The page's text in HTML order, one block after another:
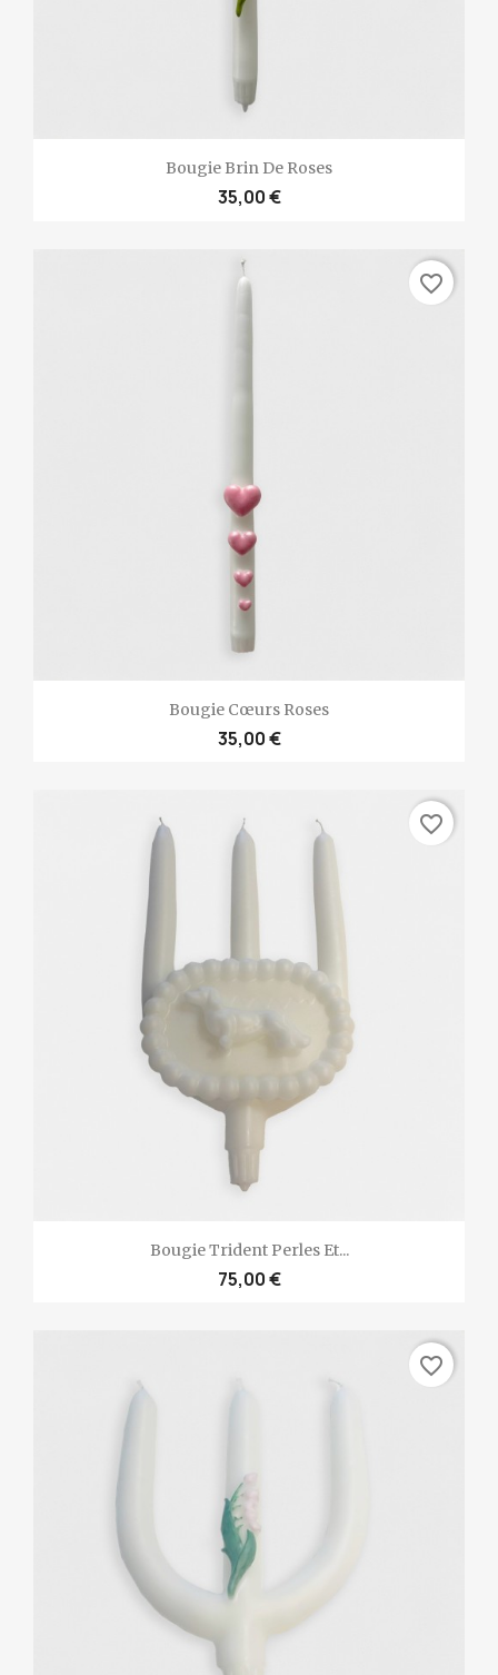
Bougie Brin De Roses
35,00 €
Bougie Cœurs Roses
35,00 €
favorite_border
Bougie Trident Perles Et...
75,00 €
favorite_border
favorite_border